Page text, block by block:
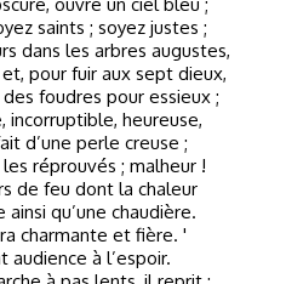
saints ; soyez justes ;
dans les arbres augustes,
pour fuir aux sept dieux,
foudres pour essieux ;
incorruptible, heureuse,
d’une perle creuse ;
réprouvés ; malheur !
de feu dont la chaleur
qu’une chaudière.
charmante et fière. '
audience à l’espoir.